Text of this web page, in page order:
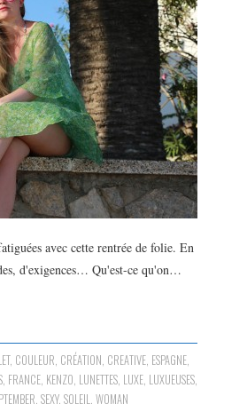
avec cette rentrée de folie. En
d'exigences… Qu'est-ce qu'on…
, COULEUR CRÉATION CREATIVE ESPAGNE
FRANCE KENZO LUNETTES LUXE LUXUEUSES
SEXY, SOLEIL WOMAN